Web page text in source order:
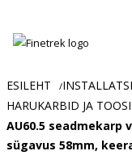
ja
pood
ESILEHT /
HARUKARBID JA
AU60.5 seadmekarp
sügavus 58mm,